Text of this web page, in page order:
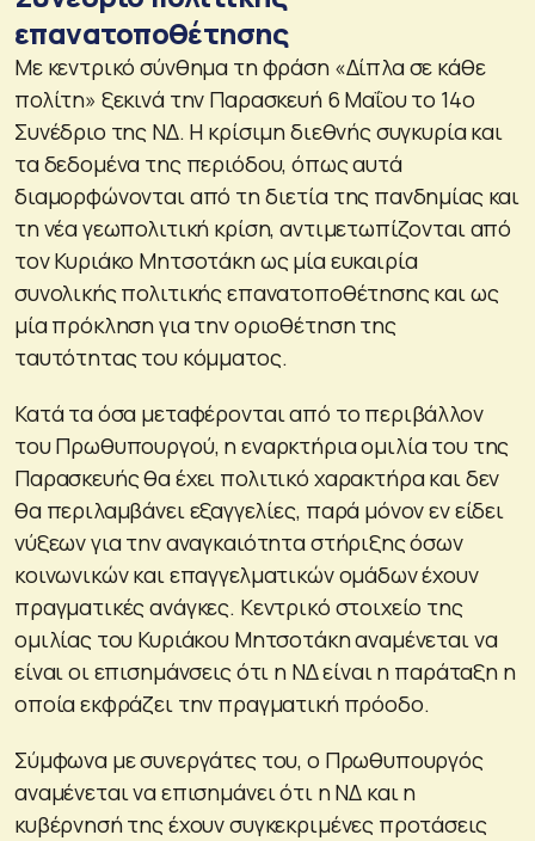
επανατοποθέτησης
Με κεντρικό σύνθημα τη φράση «Δίπλα σε κάθε
πολίτη» ξεκινά την Παρασκευή 6 Μαΐου το 14ο
Συνέδριο της ΝΔ. Η κρίσιμη διεθνής συγκυρία και
τα δεδομένα της περιόδου, όπως αυτά
διαμορφώνονται από τη διετία της πανδημίας και
τη νέα γεωπολιτική κρίση, αντιμετωπίζονται από
τον Κυριάκο Μητσοτάκη ως μία ευκαιρία
συνολικής πολιτικής επανατοποθέτησης και ως
μία πρόκληση για την οριοθέτηση της
ταυτότητας του κόμματος.
Κατά τα όσα μεταφέρονται από το περιβάλλον
του Πρωθυπουργού, η εναρκτήρια ομιλία του της
Παρασκευής θα έχει πολιτικό χαρακτήρα και δεν
θα περιλαμβάνει εξαγγελίες, παρά μόνον εν είδει
νύξεων για την αναγκαιότητα στήριξης όσων
κοινωνικών και επαγγελματικών ομάδων έχουν
πραγματικές ανάγκες. Κεντρικό στοιχείο της
ομιλίας του Κυριάκου Μητσοτάκη αναμένεται να
είναι οι επισημάνσεις ότι η ΝΔ είναι η παράταξη η
οποία εκφράζει την πραγματική πρόοδο.
Σύμφωνα με συνεργάτες του, ο Πρωθυπουργός
αναμένεται να επισημάνει ότι η ΝΔ και η
κυβέρνησή της έχουν συγκεκριμένες προτάσεις